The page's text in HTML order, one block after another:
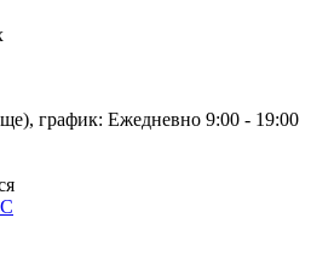
график: Ежедневно 9:00 - 19:00